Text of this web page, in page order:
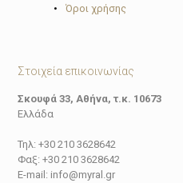
• Όροι χρήσης
Στοιχεία επικοινωνίας
Σκουφά 33, Αθήνα, τ.κ. 10673
Ελλάδα
Τηλ: +30 210 3628642
Φαξ: +30 210 3628642
E-mail: info@myral.gr